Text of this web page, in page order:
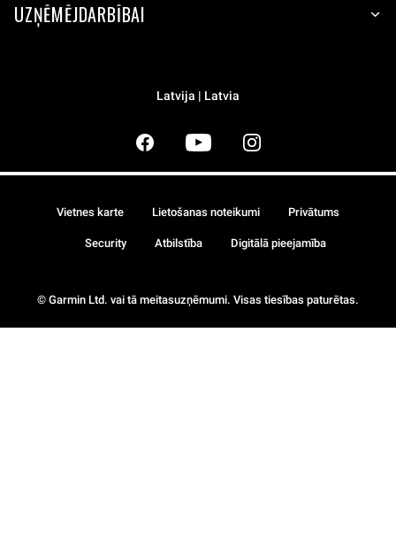
UZŅĒMĒJDARBĪBAI
Latvija | Latvia
© Garmin Ltd. vai tā meitasuzņēmumi. Visas tiesības paturētas.
Vietnes karte Lietošanas noteikumi Privātums
Security Atbilstība Digitālā pieejamība